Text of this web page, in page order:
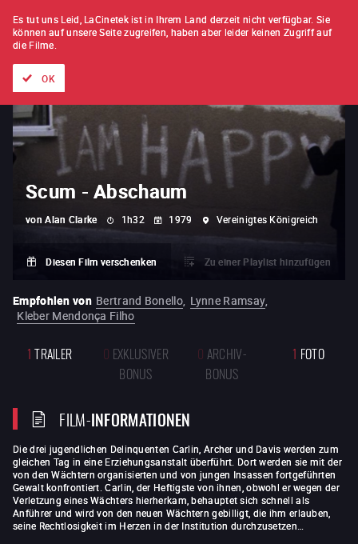
FILM FÜR FILM ABONNEMENT
Scum - Abschaum
von Alan Clarke 1h32 1979 Vereinigtes Königreich
Diesen Film verschenken Zu einer Playlist hinzufügen
Empfohlen von Bertrand Bonello, Lynne Ramsay,
Kleber Mendonça Filho
1 TRAILER 0 EXKLUSIVER
BONUS
0 ARCHIV-
BONUS
1 FOTO
FILM-INFORMATIONEN
Die drei jugendlichen Delinquenten Carlin, Archer und Davis werden zum
gleichen Tag in eine Erziehungsanstalt überführt. Dort werden sie mit der
von den Wächtern organisierten und von jungen Insassen fortgeführten
Gewalt konfrontiert. Carlin, der Heftigste von ihnen, obwohl er wegen der
Verletzung eines Wächters hierherkam, behauptet sich schnell als
Anführer und wird von den neuen Wächtern gebilligt, die ihm erlauben,
seine Rechtlosigkeit im Herzen in der Institution durchzusetzen…
Es tut uns Leid, LaCinetek ist in Ihrem Land derzeit nicht verfügbar. Sie
können auf unsere Seite zugreifen, haben aber leider keinen Zugriff auf
die Filme.
OK